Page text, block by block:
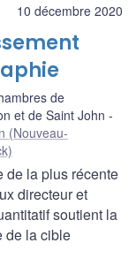
10 décembre 2020
de
et de Saint John
(Nouveau-
de la plus récente
directeur et
soutient la
de la cible